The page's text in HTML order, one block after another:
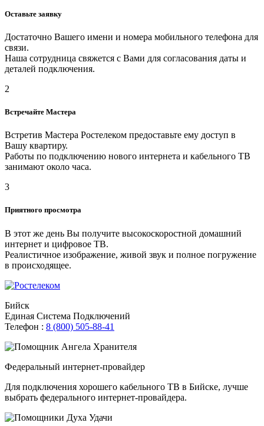
Оставьте заявку
Достаточно Вашего имени и номера мобильного телефона для
связи.
Наша сотрудница свяжется с Вами для согласования даты и
деталей подключения.
2
Встречайте Мастера
Встретив Мастера Ростелеком предоставьте ему доступ в
Вашу квартиру.
Работы по подключению нового интернета и кабельного ТВ
занимают около часа.
3
Приятного просмотра
В этот же день Вы получите высокоскоростной домашний
интернет и цифровое ТВ.
Реалистичное изображение, живой звук и полное погружение
в происходящее.
Бийск
Единая Система Подключений
Телефон : 8 (800) 505-88-41
Федеральный интернет-провайдер
Для подключения хорошего кабельного ТВ в Бийске, лучше
выбрать федерального интернет-провайдера.